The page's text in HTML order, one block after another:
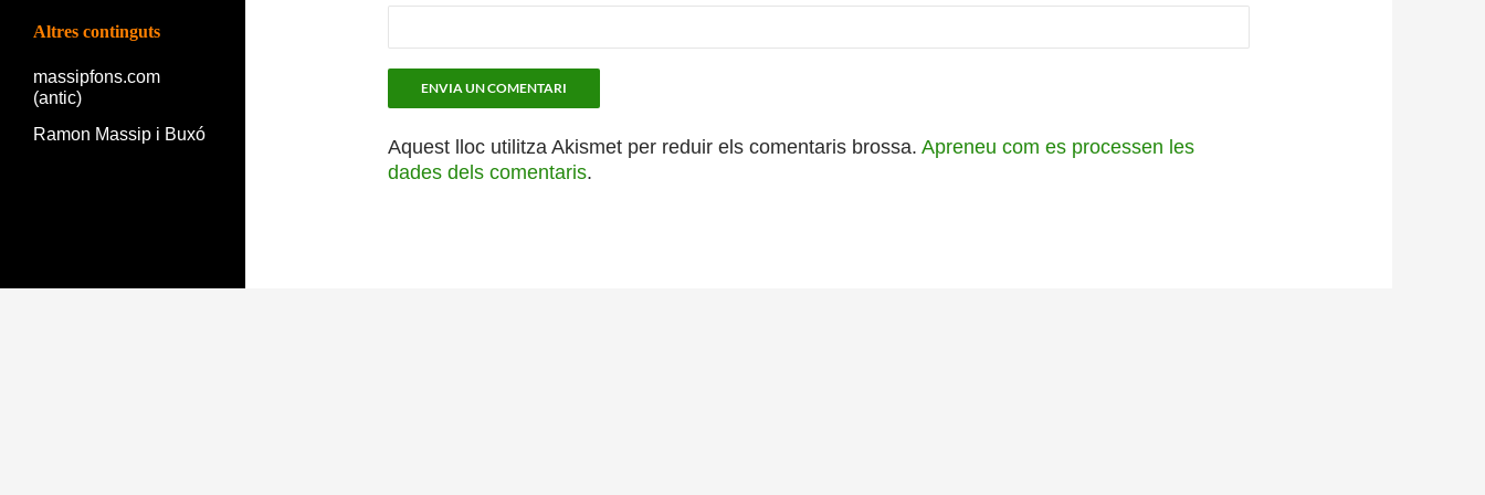
Aquest lloc utilitza Akismet per reduir els comentaris brossa. Apreneu com es processen les
dades dels comentaris.
Altres continguts
massipfons.com
(antic)
Ramon Massip i Buxó